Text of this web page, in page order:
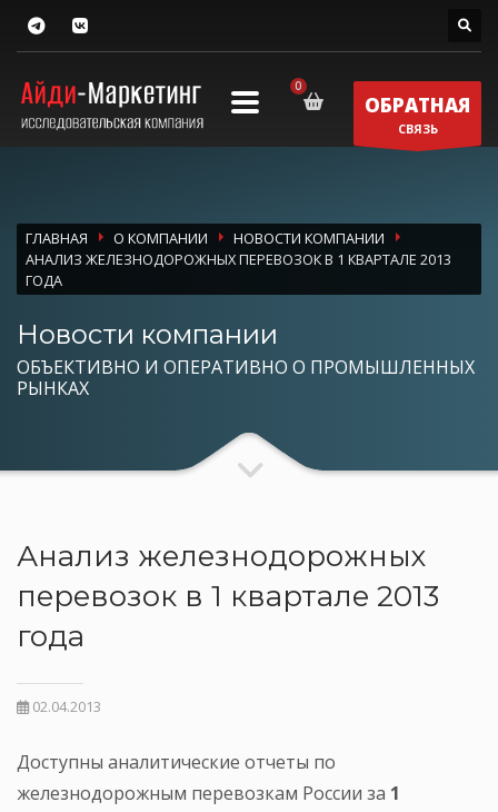
ОБРАТНАЯ
СВЯЗЬ
ГЛАВНАЯ О КОМПАНИИ
НОВОСТИ КОМПАНИИ
АНАЛИЗ ЖЕЛЕЗНОДОРОЖНЫХ ПЕРЕВОЗОК В 1 КВАРТАЛЕ 2013
ГОДА
Новости компании
ОБЪЕКТИВНО И ОПЕРАТИВНО О ПРОМЫШЛЕННЫХ
РЫНКАХ
Анализ железнодорожных
перевозок в 1 квартале 2013
года
02.04.2013
Доступны аналитические отчеты по
железнодорожным перевозкам России за 1